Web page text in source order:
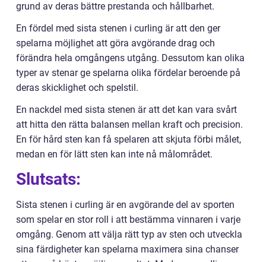
grund av deras bättre prestanda och hållbarhet.
En fördel med sista stenen i curling är att den ger
spelarna möjlighet att göra avgörande drag och
förändra hela omgångens utgång. Dessutom kan olika
typer av stenar ge spelarna olika fördelar beroende på
deras skicklighet och spelstil.
En nackdel med sista stenen är att det kan vara svårt
att hitta den rätta balansen mellan kraft och precision.
En för hård sten kan få spelaren att skjuta förbi målet,
medan en för lätt sten kan inte nå målområdet.
Slutsats:
Sista stenen i curling är en avgörande del av sporten
som spelar en stor roll i att bestämma vinnaren i varje
omgång. Genom att välja rätt typ av sten och utveckla
sina färdigheter kan spelarna maximera sina chanser